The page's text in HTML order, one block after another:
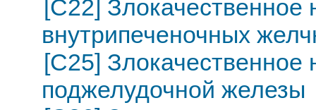
[C22] Злокачественное
внутрипеченочных
[C25] Злокачественное
поджелудочной железы